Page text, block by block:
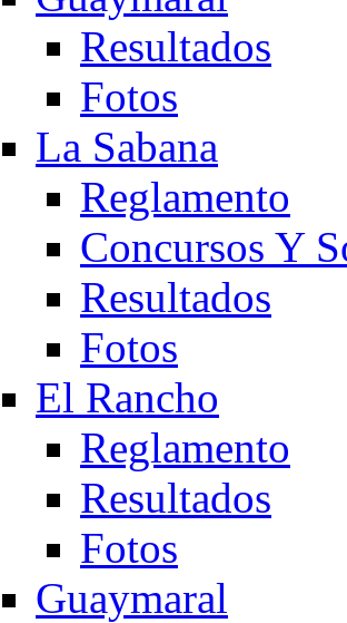
Resultados
Fotos
La Sabana
Reglamento
Concursos Y
Resultados
Fotos
El Rancho
Reglamento
Resultados
Fotos
Guaymaral